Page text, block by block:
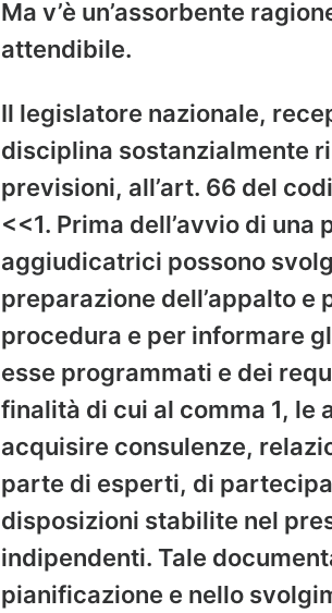
Ma v’è un’assorbente
attendibile.
Il legislatore nazionale,
disciplina sostanzialmente
previsioni, all’art. 66 del
<<1. Prima dell’avvio di
aggiudicatrici possono
preparazione dell’appalto
procedura e per informare
esse programmati e dei
finalità di cui al comma 1,
acquisire consulenze,
parte di esperti, di
disposizioni stabilite nel
indipendenti. Tale
pianificazione e nello